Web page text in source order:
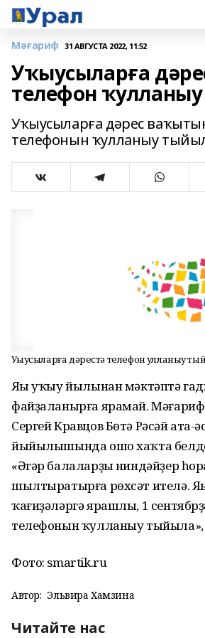
Мәғариф 31 АВГУСТА 2022, 11:52
Уҡыусыларға
телефон
Уҡыусыларға дәрес
телефонын ҡулланыу
Уҡыусыларға дәрестә телефон ҡулланыу
Яңы уҡыу йылынан мәктәптә
файҙаланырға ярамай.
Сергей Кравцов Бөтә Рәсәй ата-
йыйылышында ошо хаҡта
«Әгәр балаларҙың ниндәйҙер
шылтыратырға рөхсәт ителә.
ҡағиҙәләргә ярашлы, 1
телефонын ҡулланыу тыйыла»,
Фото: smartik.ru
Автор: Эльвира Хамзина
Читайте нас